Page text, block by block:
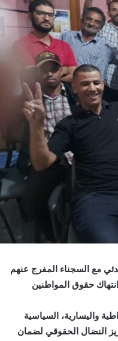
مع السجناء المفرج عنهم
حقوق المواطنين
واليسارية، السياسية
النضال الحقوقي لضمان